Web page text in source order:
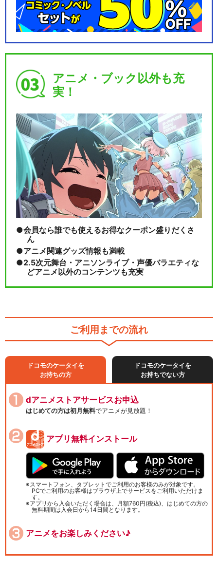
アニメ・ブック以外も充
実！
会員なら誰でも使えるお得なクーポン盛りだくさ
ん
アニメ関連グッズ情報も満載
2.5次元舞台・アニソンライブ・声優バラエティな
どアニメ以外のコンテンツも充実
ご利用までの流れ
ドコモのケータイを
お持ちの方
ドコモのケータイを
お持ちでない方
dアニメストアサービスお申込
はじめての方は初月無料でアニメが見放題！
アプリ無料インストール
スマートフォン、タブレットでご利用のお客様のみが対象です。
PCでご利用のお客様はブラウザ上でサービスをご利用いただけま
す。
アプリから入会いただく場合は、月額760円(税込)、はじめての方の
無料期間は入会日から14日間となります。
アニメをお楽しみください♪